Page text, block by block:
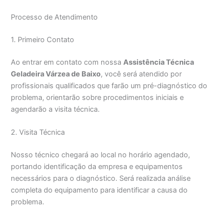
Processo de Atendimento
1. Primeiro Contato
Ao entrar em contato com nossaAssistência Técnica
Geladeira Várzea de Baixo, você será atendido por
profissionais qualificados que farão um pré-diagnóstico do
problema, orientarão sobre procedimentos iniciais e
agendarão a visita técnica.
2. Visita Técnica
Nosso técnico chegará ao local no horário agendado,
portando identificação da empresa e equipamentos
necessários para o diagnóstico. Será realizada análise
completa do equipamento para identificar a causa do
problema.